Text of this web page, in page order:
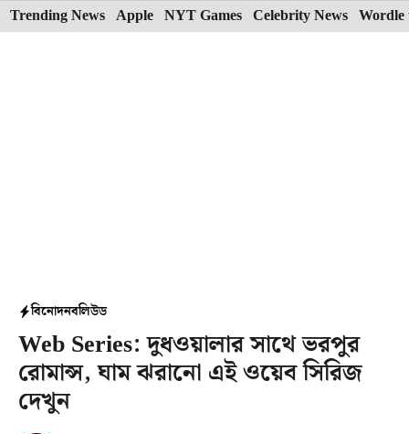
Skip
to
Trending News Apple NYT Games Celebrity News Wordle
বিনোদনবলিউড
Web Series: দুধওয়ালার সাথে ভরপুর
রোমান্স, ঘাম ঝরানো এই ওয়েব সিরিজ
দেখুন